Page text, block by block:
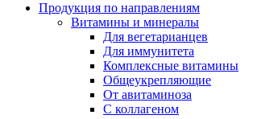
Продукция по направлениям
Витамины и минералы
Для вегетарианцев
Для иммунитета
Комплексные витамины
Общеукрепляющие
От авитаминоза
С коллагеном